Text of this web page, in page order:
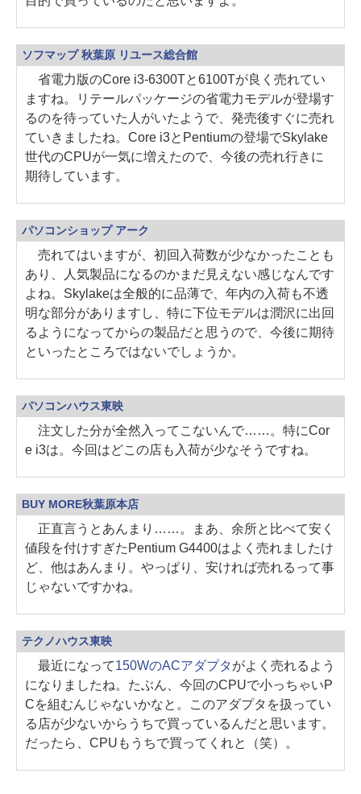
ソフマップ 秋葉原 リユース総合館
省電力版のCore i3-6300Tと6100Tが良く売れてい
ますね。リテールパッケージの省電力モデルが登場す
るのを待っていた人がいたようで、発売後すぐに売れ
ていきましたね。Core i3とPentiumの登場でSkylake
世代のCPUが一気に増えたので、今後の売れ行きに
期待しています。
パソコンショップ アーク
売れてはいますが、初回入荷数が少なかったことも
あり、人気製品になるのかまだ見えない感じなんです
よね。Skylakeは全般的に品薄で、年内の入荷も不透
明な部分がありますし、特に下位モデルは潤沢に出回
るようになってからの製品だと思うので、今後に期待
といったところではないでしょうか。
パソコンハウス東映
注文した分が全然入ってこないんで……。特にCor
e i3は。今回はどこの店も入荷が少なそうですね。
BUY MORE秋葉原本店
正直言うとあんまり……。まあ、余所と比べて安く
値段を付けすぎたPentium G4400はよく売れましたけ
ど、他はあんまり。やっぱり、安ければ売れるって事
じゃないですかね。
テクノハウス東映
最近になって150WのACアダプタがよく売れるよう
になりましたね。たぶん、今回のCPUで小っちゃいP
Cを組むんじゃないかなと。このアダプタを扱ってい
る店が少ないからうちで買っているんだと思います。
だったら、CPUもうちで買ってくれと（笑）。